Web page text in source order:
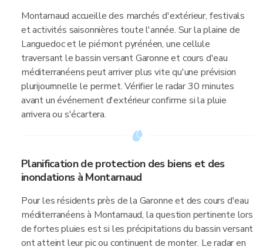
Montarnaud accueille des marchés d'extérieur, festivals
et activités saisonnières toute l'année. Sur la plaine de
Languedoc et le piémont pyrénéen, une cellule
traversant le bassin versant Garonne et cours d'eau
méditerranéens peut arriver plus vite qu'une prévision
plurijournnelle le permet. Vérifier le radar 30 minutes
avant un événement d'extérieur confirme si la pluie
arrivera ou s'écartera.
Planification de protection des biens et des
inondations à Montarnaud
Pour les résidents près de la Garonne et des cours d'eau
méditerranéens à Montarnaud, la question pertinente lors
de fortes pluies est si les précipitations du bassin versant
ont atteint leur pic ou continuent de monter. Le radar en